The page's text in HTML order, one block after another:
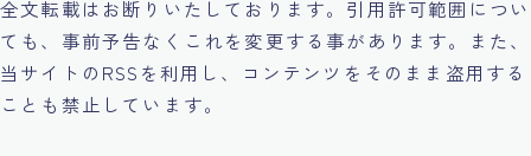
全文転載はお断りいたしております。引用許可範囲につい
ても、事前予告なくこれを変更する事があります。また、
当サイトのRSSを利用し、コンテンツをそのまま盗用する
ことも禁止しています。